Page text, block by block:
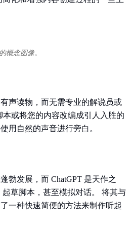
概念图像。
声读物，而无需专业的解说员或
本或将您的内容改编成引人入胜的
用自然的声音进行旁白。
勃发展，而 ChatGPT 是天作之
草脚本，甚至模拟对话。 将其与
一种快速简便的方法来制作听起